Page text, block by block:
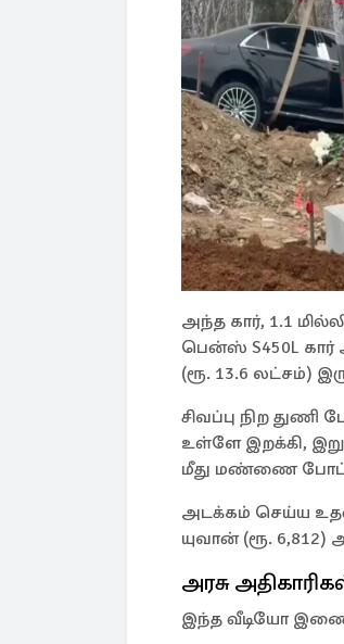
அந்த கார், 1.1
பென்ஸ் S450L கார்
(ரூ. 13.6 லட்சம்)
சிவப்பு நிற
உள்ளே இறக்கி,
மீது மண்ணை
அடக்கம் செய்ய
யுவான் (ரூ.
அரசு
இந்த வீடியோ